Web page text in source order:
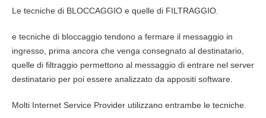
Le tecniche di BLOCCAGGIO e quelle di FILTRAGGIO.
e tecniche di bloccaggio tendono a fermare il messaggio in
ingresso, prima ancora che venga consegnato al destinatario,
quelle di filtraggio permettono al messaggio di entrare nel server
destinatario per poi essere analizzato da appositi software.
Molti Internet Service Provider utilizzano entrambe le tecniche.